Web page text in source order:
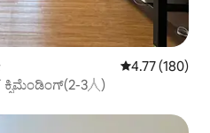
5 ರಲ್ಲಿ 4.77
4.77 (180)
ಕ್ಸಿಮೆಂಡಿಂಗ್(2-3人)